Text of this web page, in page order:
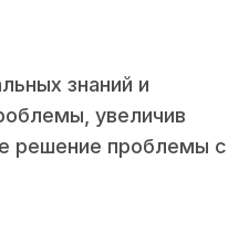
знаний и
увеличив
решение проблемы с